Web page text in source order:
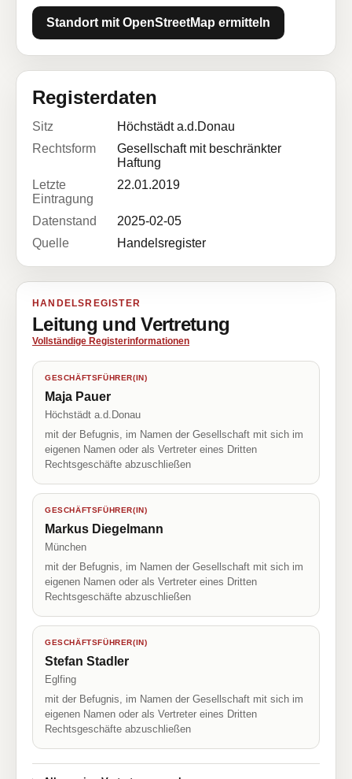
Standort mit OpenStreetMap ermitteln
Registerdaten
Sitz
Höchstädt a.d.Donau
Rechtsform
Gesellschaft mit beschränkter
Haftung
Letzte
Eintragung
22.01.2019
Datenstand
2025-02-05
Quelle
Handelsregister
HANDELSREGISTER
Leitung und Vertretung
Vollständige Registerinformationen
GESCHÄFTSFÜHRER(IN)
Maja Pauer
Höchstädt a.d.Donau
mit der Befugnis, im Namen der Gesellschaft mit sich im
eigenen Namen oder als Vertreter eines Dritten
Rechtsgeschäfte abzuschließen
GESCHÄFTSFÜHRER(IN)
Markus Diegelmann
München
mit der Befugnis, im Namen der Gesellschaft mit sich im
eigenen Namen oder als Vertreter eines Dritten
Rechtsgeschäfte abzuschließen
GESCHÄFTSFÜHRER(IN)
Stefan Stadler
Eglfing
mit der Befugnis, im Namen der Gesellschaft mit sich im
eigenen Namen oder als Vertreter eines Dritten
Rechtsgeschäfte abzuschließen